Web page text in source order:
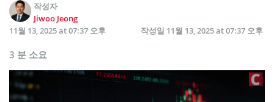
작성자
Jiwoo Jeong
11월 13, 2025 at 07:37 오후
작성일 11월 13, 2025 at 07:37 오후
3 분 소요